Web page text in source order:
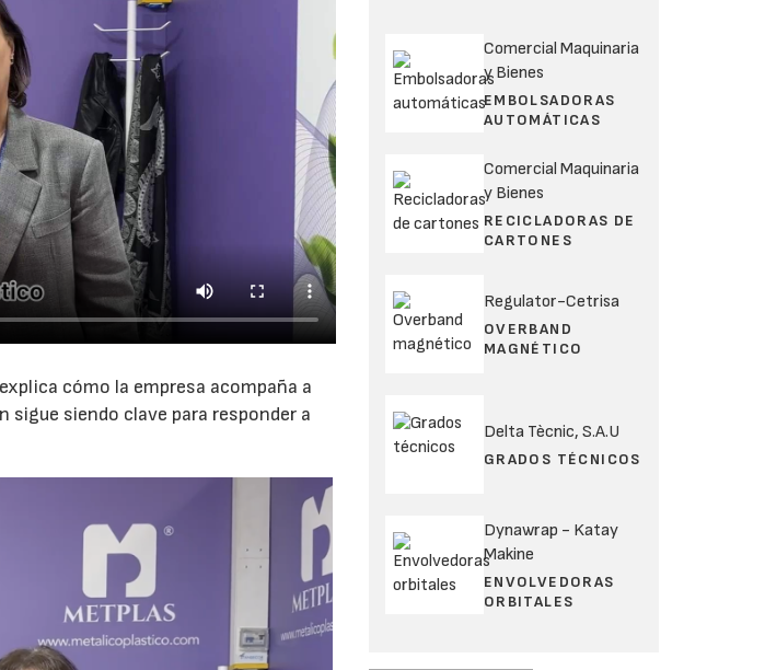
cómo la empresa acompaña a
sigue siendo clave para responder a
Comercial Maquinaria
y Bienes
EMBOLSADORAS
AUTOMÁTICAS
Comercial Maquinaria
y Bienes
RECICLADORAS DE
CARTONES
Regulator-Cetrisa
OVERBAND
MAGNÉTICO
Delta Tècnic, S.A.U
GRADOS TÉCNICOS
Dynawrap - Katay
Makine
ENVOLVEDORAS
ORBITALES